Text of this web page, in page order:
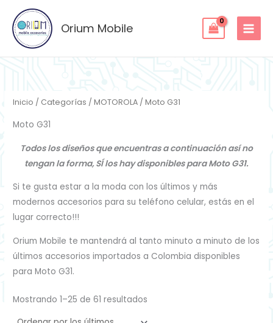
contenido
Orium Mobile
Inicio / Categorías /MOTOROLA / Moto G31
Moto G31
Todos los diseños que encuentras a continuación así no
tengan la forma, SÍ los hay disponibles para Moto G31.
Si te gusta estar a la moda con los últimos y más
modernos accesorios para su teléfono celular, estás en el
lugar correcto!!!
Orium Mobile te mantendrá al tanto minuto a minuto de los
últimos accesorios importados a Colombia disponibles
para Moto G31.
Mostrando 1–25 de 61 resultados